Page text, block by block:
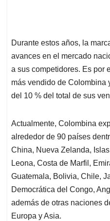
Durante estos años, la
avances en el mercado
a sus competidores. Es por
más vendido de Colombina
del 10 % del total de sus
Actualmente, Colombina
alrededor de 90 países
China, Nueva Zelanda,
Leona, Costa de Marfil,
Guatemala, Bolivia, Chile,
Democrática del Congo,
además de otras naciones
Europa y Asia.